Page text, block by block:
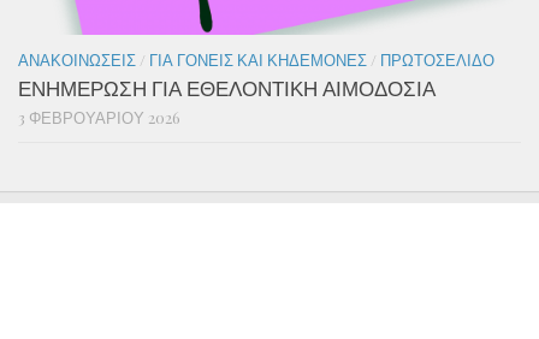
ΑΝΑΚΟΙΝΏΣΕΙΣ / ΓΙΑ ΓΟΝΕΊΣ ΚΑΙ ΚΗΔΕΜΌΝΕΣ / ΠΡΩΤΟΣΈΛΙΔΟ
ΕΝΗΜΕΡΩΣΗ ΓΙΑ ΕΘΕΛΟΝΤΙΚΗ ΑΙΜΟΔΟΣΙΑ
3 ΦΕΒΡΟΥΑΡΊΟΥ 2026